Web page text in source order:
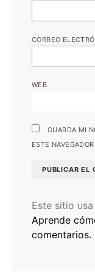
CORREO
WEB
GUARDA MI
ESTE
Este sitio
Aprende
comentarios.